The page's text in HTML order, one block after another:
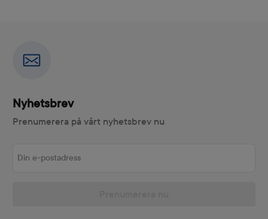
Nyhetsbrev
Prenumerera på vårt nyhetsbrev nu